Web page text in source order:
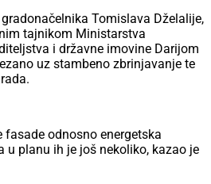
Tomislava Dželalije,
tajnikom Ministarstva
i državne imovine Darijom
uz stambeno zbrinjavanje te
fasade odnosno energetska
u planu ih je još nekoliko, kazao je